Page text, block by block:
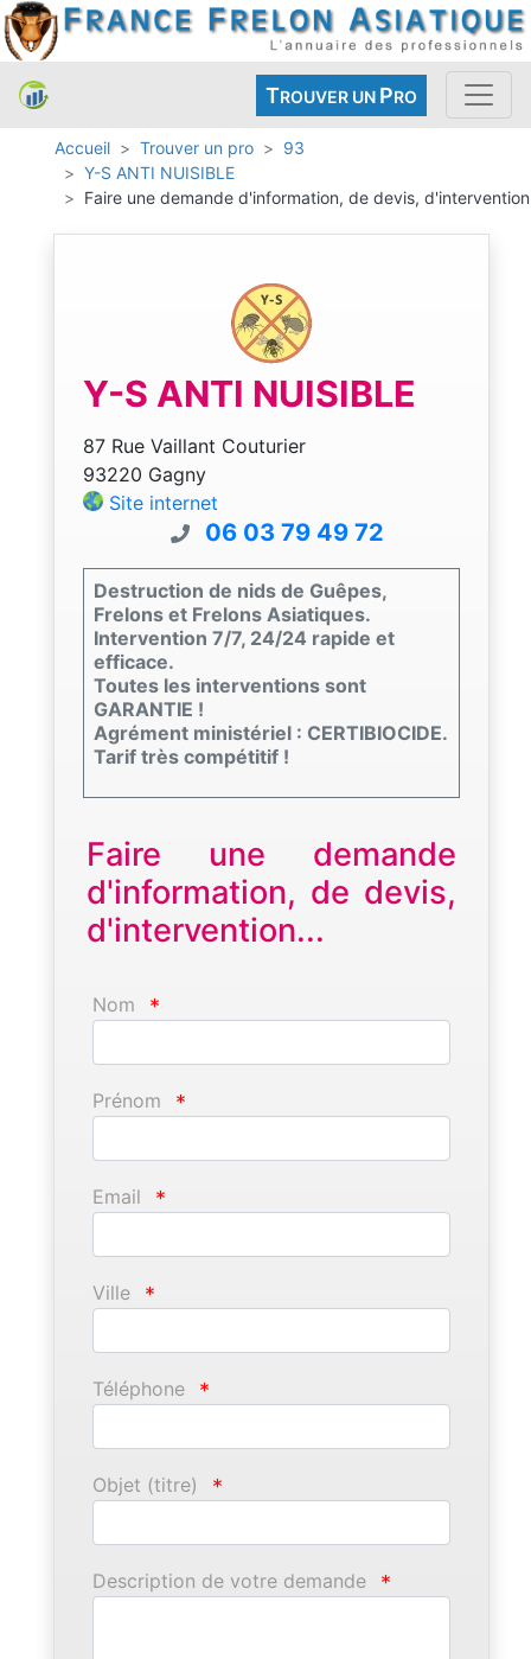
TROUVER UN PRO
Accueil Trouver un pro
93
Y-S ANTI NUISIBLE
Faire une demande d'information, de devis, d'intervention
Y-S ANTI NUISIBLE
87 Rue Vaillant Couturier
93220 Gagny
Site internet
06 03 79 49 72
Destruction de nids de Guêpes,
Frelons et Frelons Asiatiques.
Intervention 7/7, 24/24 rapide et
efficace.
Toutes les interventions sont
GARANTIE !
Agrément ministériel : CERTIBIOCIDE.
Tarif très compétitif !
Faire une demande
d'information, de devis,
d'intervention...
Nom *
Prénom *
Email *
Ville *
Téléphone *
Objet (titre) *
Description de votre demande *